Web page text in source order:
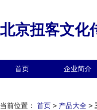
北京扭客文化
首页 企业简介
当前位置： 首页 > 产品大全 >